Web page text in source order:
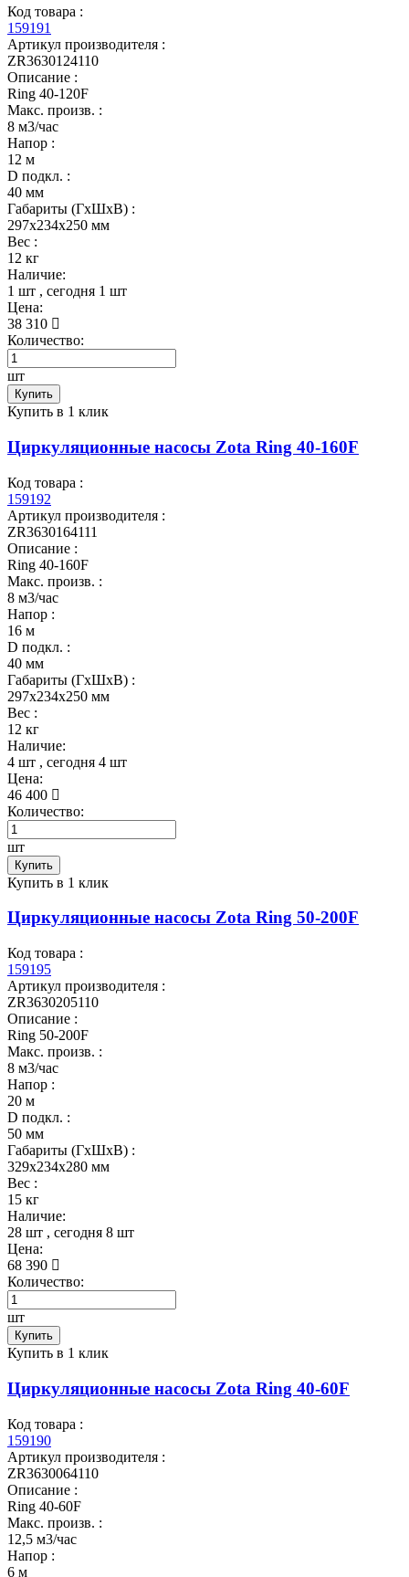
Код товара :
159191
Артикул производителя :
ZR3630124110
Описание :
Ring 40-120F
Макс. произв. :
8 м3/час
Напор :
12 м
D подкл. :
40 мм
Габариты (ГхШхВ) :
297x234x250 мм
Вес :
12 кг
Наличие:
1 шт , сегодня 1 шт
Цена:
38 310
Количество:
шт
Купить
Купить в 1 клик
Циркуляционные насосы Zota Ring 40-160F
Код товара :
159192
Артикул производителя :
ZR3630164111
Описание :
Ring 40-160F
Макс. произв. :
8 м3/час
Напор :
16 м
D подкл. :
40 мм
Габариты (ГхШхВ) :
297x234x250 мм
Вес :
12 кг
Наличие:
4 шт , сегодня 4 шт
Цена:
46 400
Количество:
шт
Купить
Купить в 1 клик
Циркуляционные насосы Zota Ring 50-200F
Код товара :
159195
Артикул производителя :
ZR3630205110
Описание :
Ring 50-200F
Макс. произв. :
8 м3/час
Напор :
20 м
D подкл. :
50 мм
Габариты (ГхШхВ) :
329x234x280 мм
Вес :
15 кг
Наличие:
28 шт , сегодня 8 шт
Цена:
68 390
Количество:
шт
Купить
Купить в 1 клик
Циркуляционные насосы Zota Ring 40-60F
Код товара :
159190
Артикул производителя :
ZR3630064110
Описание :
Ring 40-60F
Макс. произв. :
12,5 м3/час
Напор :
6 м